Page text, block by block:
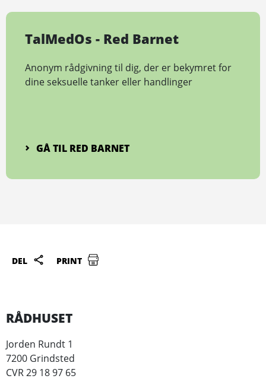
TalMedOs - Red Barnet
Anonym rådgivning til dig, der er bekymret for
dine seksuelle tanker eller handlinger
GÅ TIL RED BARNET
DEL PRINT
RÅDHUSET
Jorden Rundt 1
7200 Grindsted
CVR 29 18 97 65